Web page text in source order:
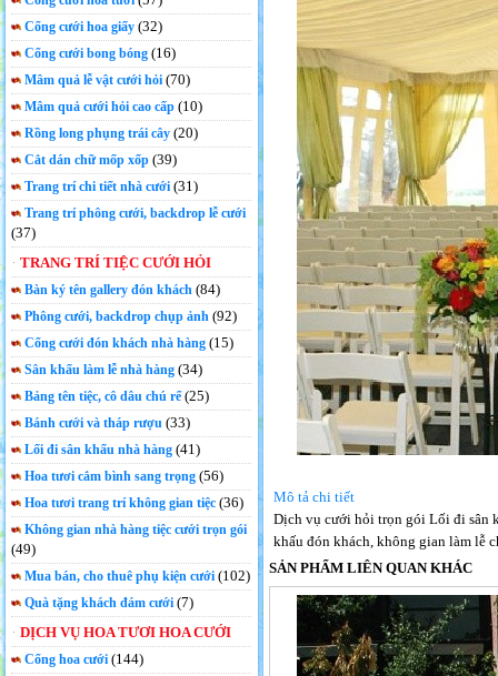
Cổng cưới hoa giấy (32)
Cổng cưới bong bóng (16)
Mâm quả lễ vật cưới hỏi (70)
Mâm quả cưới hỏi cao cấp (10)
Rồng long phụng trái cây (20)
Cắt dán chữ mốp xốp (39)
Trang trí chi tiết nhà cưới (31)
Trang trí phông cưới, backdrop lễ cưới
(37)
TRANG TRÍ TIỆC CƯỚI HỎI
Bàn ký tên gallery đón khách (84)
Phông cưới, backdrop chụp ảnh (92)
Cổng cưới đón khách nhà hàng (15)
Sân khấu làm lễ nhà hàng (34)
Bảng tên tiệc, cô dâu chú rể(25)
Bánh cưới và tháp rượu (33)
Lối đi sân khấu nhà hàng (41)
Hoa tươi cắm bình sang trọng (56)
Hoa tươi trang trí không gian tiệc (36)
Không gian nhà hàng tiệc cưới trọn gói
(49)
Mua bán, cho thuê phụ kiện cưới (102)
Quà tặng khách đám cưới (7)
DỊCH VỤ HOA TƯƠI HOA CƯỚI
Cổng hoa cưới (144)
Mô tả chi tiết
Dịch vụ cưới hỏi trọn gói Lối đi sân
khấu đón khách, không gian làm lễ
SẢN PHẨM LIÊN QUAN KHÁC